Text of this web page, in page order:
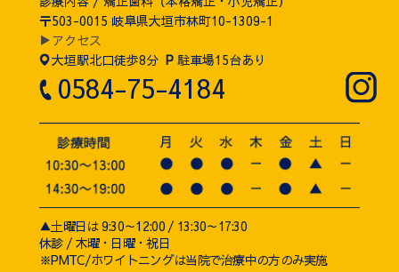
〒503-0015 岐阜県大垣市林町10-1309-1
▶アクセス
大垣駅北口徒歩8分 P 駐車場15台あり
0584-75-4184
▲土曜日は 9:30～12:00 / 13:30～17:30
休診 / 木曜・日曜・祝日
※PMTC/ホワイトニングは当院で治療中の方のみ実施